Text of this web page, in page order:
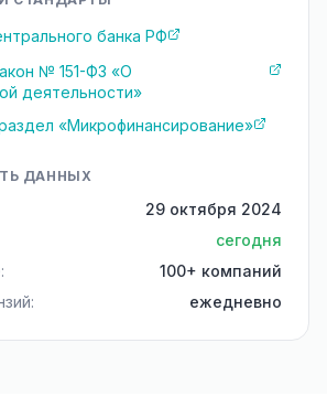
банка РФ
№ 151-ФЗ «О
деятельности»
«Микрофинансирование»
ДАННЫХ
29 октября 2024
сегодня
100+ компаний
ежедневно